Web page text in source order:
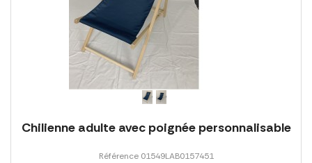
Chilienne adulte avec poignée personnalisable
Référence 01549LAB0157451